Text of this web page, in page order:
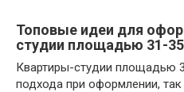
Топовые идеи для
студии площадью 31-
Квартиры-студии площадью
подхода при оформлении,